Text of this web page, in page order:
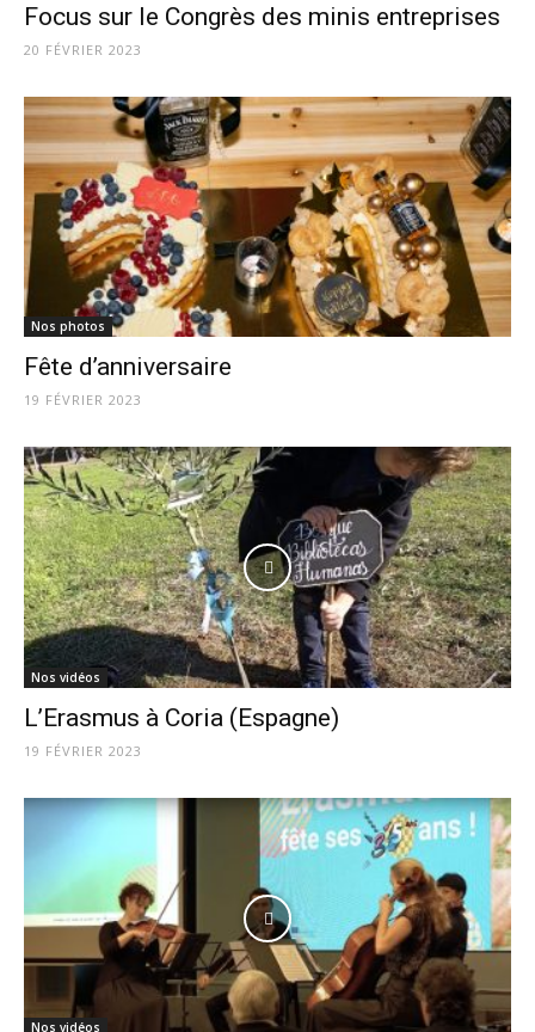
Focus sur le Congrès des minis entreprises
20 FÉVRIER 2023
Nos photos
Fête d’anniversaire
19 FÉVRIER 2023
Nos vidéos
L’Erasmus à Coria (Espagne)
19 FÉVRIER 2023
Nos vidéos